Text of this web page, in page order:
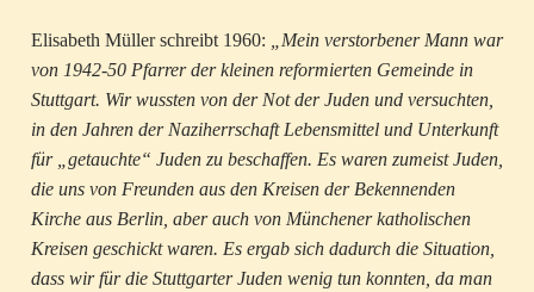
Elisabeth Müller schreibt 1960:
„Mein verstorbener Mann war
von 1942-50 Pfarrer der kleinen reformierten Gemeinde in
Stuttgart. Wir wussten von der Not der Juden und versuchten,
in den Jahren der Naziherrschaft Lebensmittel und Unterkunft
für „getauchte“ Juden zu beschaffen. Es waren zumeist Juden,
die uns von Freunden aus den Kreisen der Bekennenden
Kirche aus Berlin, aber auch von Münchener katholischen
Kreisen geschickt waren. Es ergab sich dadurch die Situation,
dass wir für die Stuttgarter Juden wenig tun konnten, da man